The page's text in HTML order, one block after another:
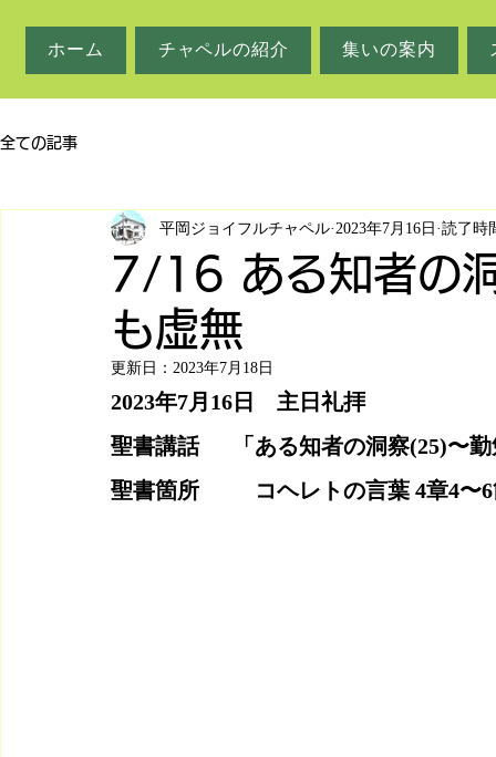
ホーム チャペルの紹介 集いの案内
全ての記事
7/16 ある知者の
も虚無
平岡ジョイフルチャペル 2023年7月16日 読了時
更新日： 2023年7月18日
2023年7月16日　主日礼拝
聖書講話　  「ある知者の洞察(25)〜
聖書箇所　　  コヘレトの言葉 4章4〜